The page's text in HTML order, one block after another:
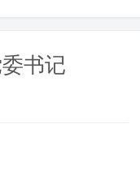
书记